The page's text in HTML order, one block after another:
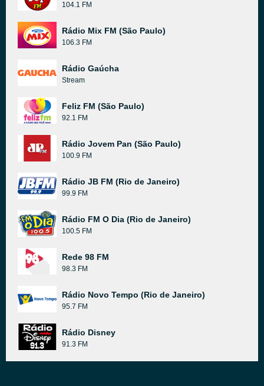
104.1 FM
Rádio Mix FM (São Paulo)
106.3 FM
Rádio Gaúcha
Stream
Feliz FM (São Paulo)
92.1 FM
Rádio Jovem Pan (São Paulo)
100.9 FM
Rádio JB FM (Rio de Janeiro)
99.9 FM
Rádio FM O Dia (Rio de Janeiro)
100.5 FM
Rede 98 FM
98.3 FM
Rádio Novo Tempo (Rio de Janeiro)
95.7 FM
Rádio Disney
91.3 FM